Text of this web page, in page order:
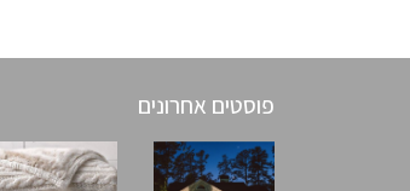
פוסטים אחרונים